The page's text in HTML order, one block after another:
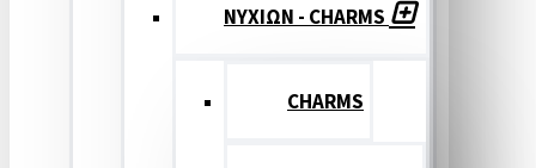
ΝΥΧΙΩΝ - CHARMS
CHARMS